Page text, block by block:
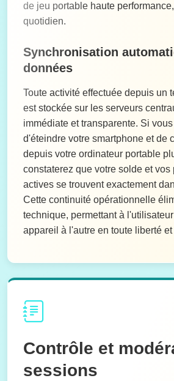
de jeu portable haute
quotidien.
Synchronisation
données
Toute activité effectuée depuis un
est stockée sur les serveurs
immédiate et transparente. Si
d'éteindre votre smartphone et de
depuis votre ordinateur portable
constaterez que votre solde et vos
actives se trouvent exactement
Cette continuité opérationnelle
technique, permettant à
appareil à l'autre en toute liberté
Contrôle et
sessions